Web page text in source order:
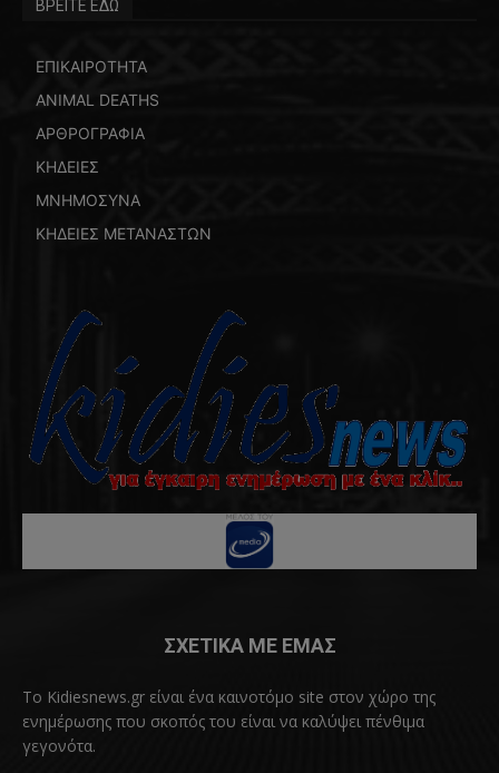
ΒΡΕΙΤΕ ΕΔΩ
ΕΠΙΚΑΙΡΟΤΗΤΑ
ANIMAL DEATHS
ΑΡΘΡΟΓΡΑΦΙΑ
ΚΗΔΕΙΕΣ
ΜΝΗΜΟΣΥΝΑ
ΚΗΔΕΙΕΣ ΜΕΤΑΝΑΣΤΩΝ
ΣΧΕΤΙΚΑ ΜΕ ΕΜΑΣ
Το Kidiesnews.gr είναι ένα καινοτόμο site στον χώρο της
ενημέρωσης που σκοπός του είναι να καλύψει πένθιμα
γεγονότα.